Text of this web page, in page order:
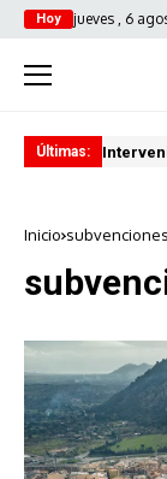
Hoy jueves , 6
Últimas:
Inicio